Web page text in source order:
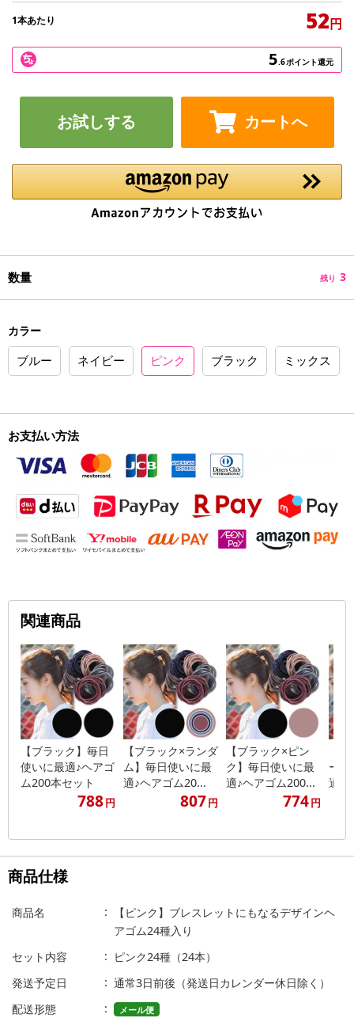
1本あたり 52円
5.6ポイント還元
お試しする カートへ
数量 残り 3
カラー
ブルー ネイビー ピンク ブラック ミックス
お支払い方法
関連商品
【ブラック】毎日
使いに最適♪ヘアゴ
ム200本セット
788円
【ブラック×ランダ
ム】毎日使いに最
適♪ヘアゴム20...
807円
【ブラック×ピン
ク】毎日使いに最
適♪ヘアゴム200...
774円
ー
適♪
商品仕様
商品名
【ピンク】ブレスレットにもなるデザインヘ
アゴム24種入り
セット内容
ピンク24種（24本）
発送予定日
通常3日前後（発送日カレンダー休日除く）
配送形態
メール便